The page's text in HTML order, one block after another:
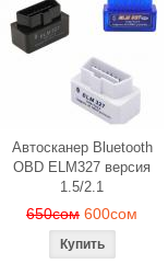
Автосканер Bluetooth
OBD ELM327 версия
1.5/2.1
650сом 600сом